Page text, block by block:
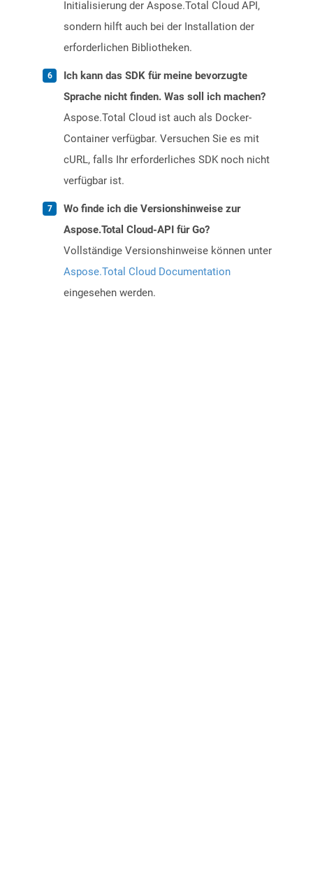
Initialisierung der Aspose.Total Cloud API,
sondern hilft auch bei der Installation der
erforderlichen Bibliotheken.
Ich kann das SDK für meine bevorzugte
Sprache nicht finden. Was soll ich machen?
Aspose.Total Cloud ist auch als Docker-
Container verfügbar. Versuchen Sie es mit
cURL, falls Ihr erforderliches SDK noch nicht
verfügbar ist.
Wo finde ich die Versionshinweise zur
Aspose.Total Cloud-API für Go?
Vollständige Versionshinweise können unter
Aspose.Total Cloud Documentation
eingesehen werden.